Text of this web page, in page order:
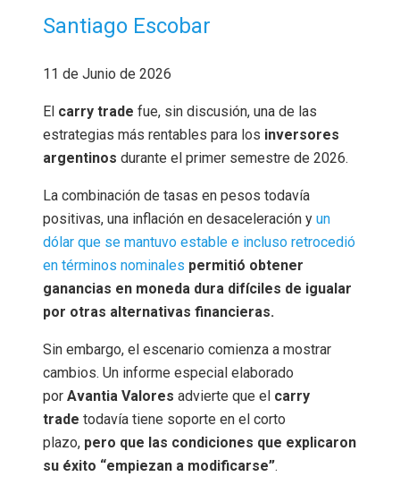
Santiago Escobar
11 de Junio de 2026
El carry trade fue, sin discusión, una de las
estrategias más rentables para los inversores
argentinos durante el primer semestre de 2026.
La combinación de tasas en pesos todavía
positivas, una inflación en desaceleración y un
dólar que se mantuvo estable e incluso retrocedió
en términos nominales permitió obtener
ganancias en moneda dura difíciles de igualar
por otras alternativas financieras.
Sin embargo, el escenario comienza a mostrar
cambios. Un informe especial elaborado
por Avantia Valores advierte que el carry
trade todavía tiene soporte en el corto
plazo, pero que las condiciones que explicaron
su éxito “empiezan a modificarse”.